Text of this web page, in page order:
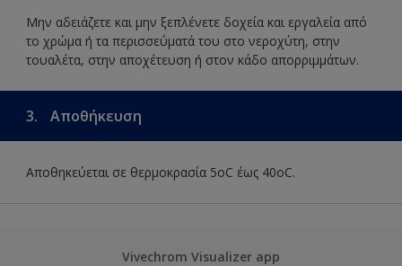
Μην αδειάζετε και μην ξεπλένετε δοχεία και εργαλεία από
το χρώμα ή τα περισσεύματά του στο νεροχύτη, στην
τουαλέτα, στην αποχέτευση ή στον κάδο απορριμμάτων.
3. Αποθήκευση
Αποθηκεύεται σε θερμοκρασία 5οC έως 40οC.
Vivechrom Visualizer app